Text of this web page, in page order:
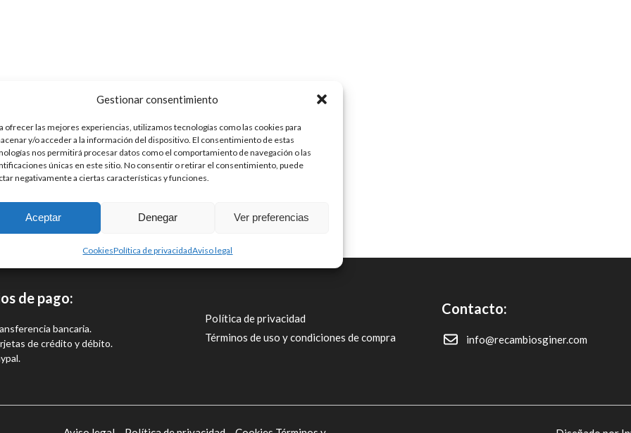
Gestionar consentimiento
ofrecer las mejores experiencias, utilizamos tecnologías como las cookies para
y/o acceder a la información del dispositivo. El consentimiento de estas
nos permitirá procesar datos como el comportamiento de navegación o las
únicas en este sitio. No consentir o retirar el consentimiento, puede
negativamente a ciertas características y funciones.
Aceptar Denegar Ver preferencias
CookiesPolítica de privacidadAviso legal
de pago:
bancaria.
de crédito y débito.
Política de privacidad
Términos de uso y condiciones de compra
Contacto:
info@recambiosginer.com